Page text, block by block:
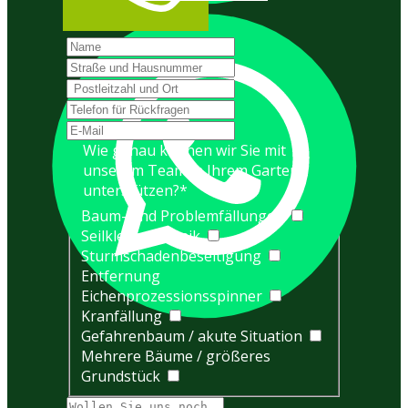
Wie genau können wir Sie mit
unserem Team in Ihrem Garten
unterstützen?*
Baum- und Problemfällungen
Seilklettertechnik
Sturmschadenbeseitigung
Entfernung
Eichenprozessionsspinner
Kranfällung
Gefahrenbaum / akute Situation
Mehrere Bäume / größeres
Grundstück